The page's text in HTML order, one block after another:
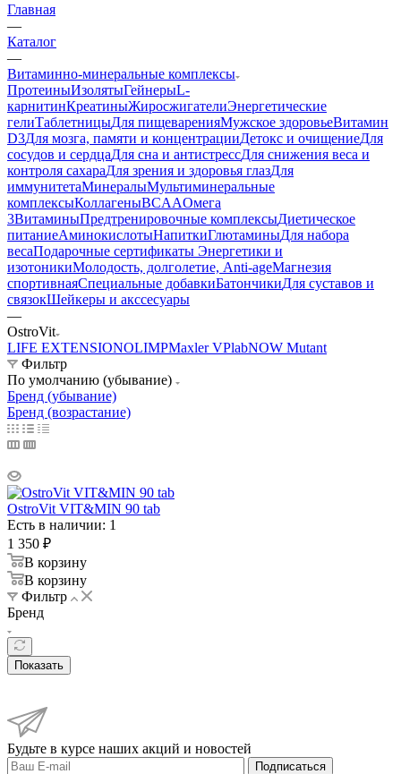
Главная
—
Каталог
—
Витаминно-минеральные комплексы
ПротеиныИзолятыГейнерыL-
карнитинКреатиныЖиросжигателиЭнергетические
гелиТаблетницыДля пищеваренияМужское здоровьеВитамин
D3Для мозга, памяти и концентрацииДетокс и очищениеДля
сосудов и сердцаДля сна и антистрессДля снижения веса и
контроля сахараДля зрения и здоровья глазДля
иммунитетаМинералыМультиминеральные
комплексыКоллагеныBCAAОмега
3ВитаминыПредтренировочные комплексыДиетическое
питаниеАминокислотыНапиткиГлютаминыДля набора
весаПодарочные сертификаты Энергетики и
изотоникиМолодость, долголетие, Anti-ageМагнезия
спортивнаяСпециальные добавкиБатончикиДля суставов и
связокШейкеры и акссесуары
—
OstroVit
LIFE EXTENSIONOLIMPMaxlerVPlabNOW Mutant
Фильтр
По умолчанию (убывание)
Бренд (убывание)
Бренд (возрастание)
OstroVit VIT&MIN 90 tab
Есть в наличии: 1
1 350 ₽
В корзину
В корзину
Фильтр
Бренд
Показать
Будьте в курсе наших акций и новостей
Подписаться